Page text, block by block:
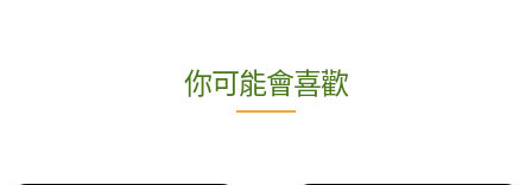
你可能會喜歡